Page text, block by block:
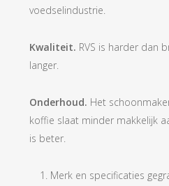
voedselindustrie.
Kwaliteit. RVS is harder dan
langer.
Onderhoud. Het
koffie slaat minder makkelijk
is beter.
Merk en specificaties